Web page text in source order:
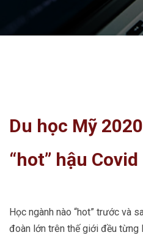
Du học Mỹ
“hot” hậu Covid
Học ngành nào “hot” trước và
đoàn lớn trên thế giới đều từng